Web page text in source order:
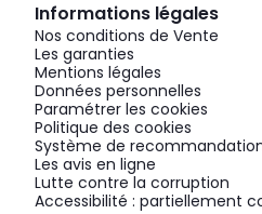
Informations légales
Nos conditions de Vente
Les garanties
Mentions légales
Données personnelles
Paramétrer les cookies
Politique des cookies
Système de
Les avis en ligne
Lutte contre la corruption
Accessibilité : partiellement